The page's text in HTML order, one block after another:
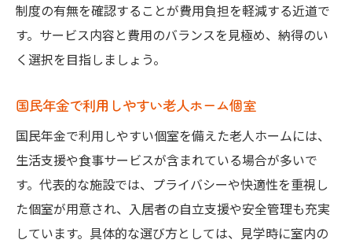
制度の有無を確認することが費用負担を軽減する近道で
す。サービス内容と費用のバランスを見極め、納得のい
く選択を目指しましょう。
国民年金で利用しやすい老人ホーム個室
国民年金で利用しやすい個室を備えた老人ホームには、
生活支援や食事サービスが含まれている場合が多いで
す。代表的な施設では、プライバシーや快適性を重視し
た個室が用意され、入居者の自立支援や安全管理も充実
しています。具体的な選び方としては、見学時に室内の